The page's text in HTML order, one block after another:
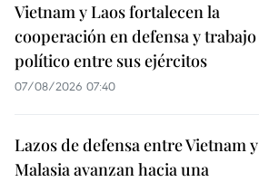
Vietnam y Laos fortalecen la
cooperación en defensa y trabajo
político entre sus ejércitos
07/08/2026 07:40
Lazos de defensa entre Vietnam y
Malasia avanzan hacia una